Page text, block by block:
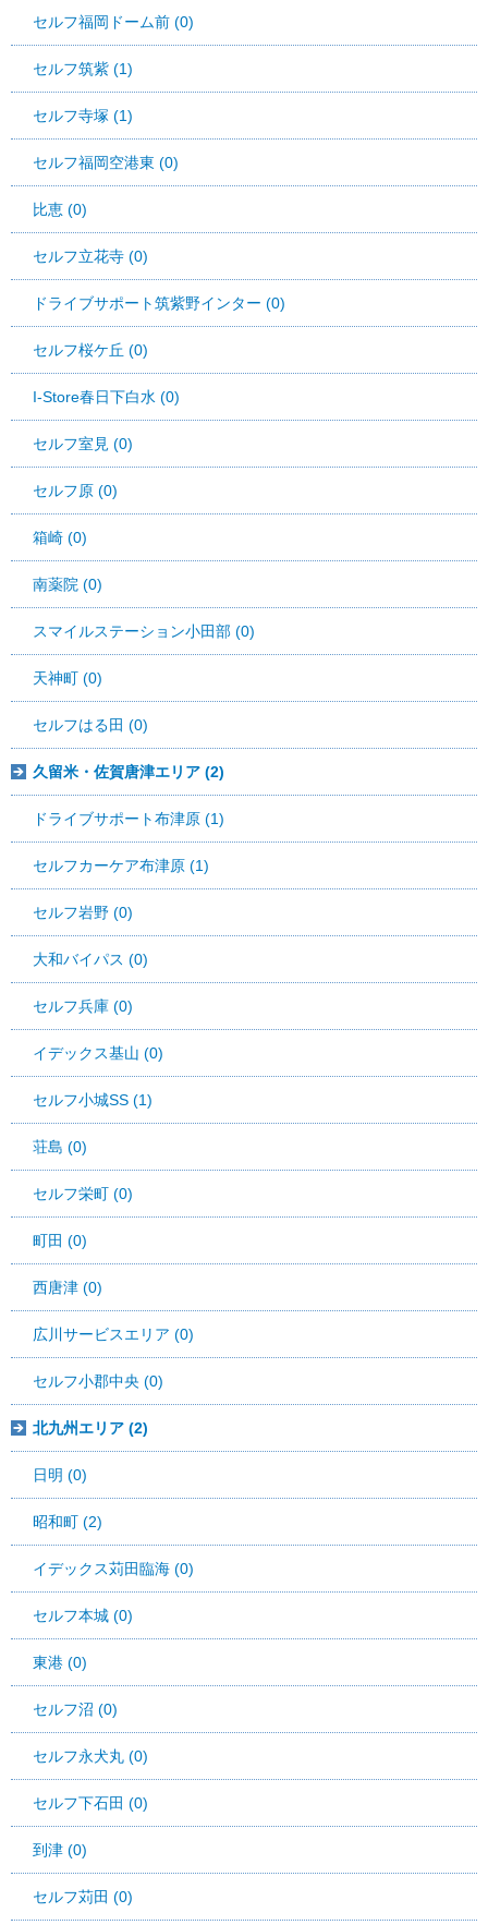
セルフ福岡ドーム前 (0)
セルフ筑紫 (1)
セルフ寺塚 (1)
セルフ福岡空港東 (0)
比恵 (0)
セルフ立花寺 (0)
ドライブサポート筑紫野インター (0)
セルフ桜ケ丘 (0)
I-Store春日下白水 (0)
セルフ室見 (0)
セルフ原 (0)
箱崎 (0)
南薬院 (0)
スマイルステーション小田部 (0)
天神町 (0)
セルフはる田 (0)
久留米・佐賀唐津エリア (2)
ドライブサポート布津原 (1)
セルフカーケア布津原 (1)
セルフ岩野 (0)
大和バイパス (0)
セルフ兵庫 (0)
イデックス基山 (0)
セルフ小城SS (1)
荘島 (0)
セルフ栄町 (0)
町田 (0)
西唐津 (0)
広川サービスエリア (0)
セルフ小郡中央 (0)
北九州エリア (2)
日明 (0)
昭和町 (2)
イデックス苅田臨海 (0)
セルフ本城 (0)
東港 (0)
セルフ沼 (0)
セルフ永犬丸 (0)
セルフ下石田 (0)
到津 (0)
セルフ苅田 (0)